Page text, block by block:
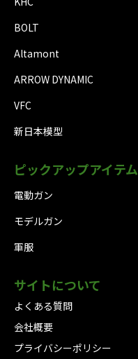
BOLT
Altamont
ARROW DYNAMIC
VFC
新日本模型
ピックアップアイテム
電動ガン
モデルガン
軍服
サイトについて
よくある質問
会社概要
プライバシーポリシー